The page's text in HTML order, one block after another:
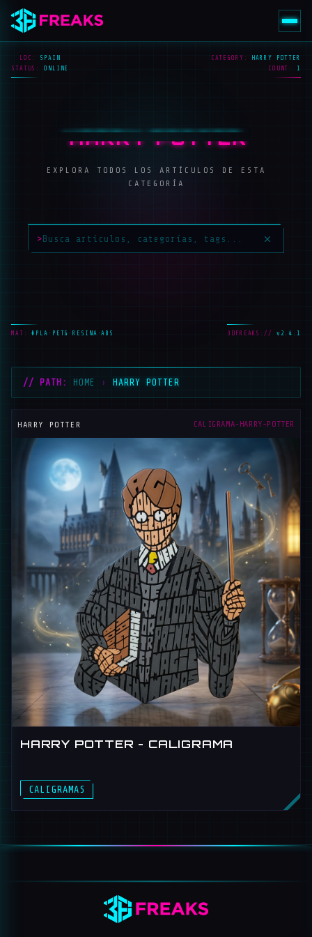
LOC:
SPAIN
STATUS:
ONLINE
CATEGORY:
HARRY POTTER
COUNT:
1
MAT: #PLA·PETG·RESINA·ABS 3DFREAKS:// v2.4.1
HARRY POTTER
EXPLORA TODOS LOS ARTÍCULOS DE ESTA
CATEGORÍA
>
// PATH: HOME › HARRY POTTER
HARRY POTTER CALIGRAMA-HARRY-POTTER
HARRY POTTER - CALIGRAMA
CALIGRAMAS